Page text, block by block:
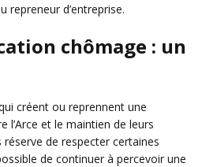
repreneur d’entreprise.
chômage : un
créent ou reprennent une
l’Arce et le maintien de leurs
de respecter certaines
de continuer à percevoir une